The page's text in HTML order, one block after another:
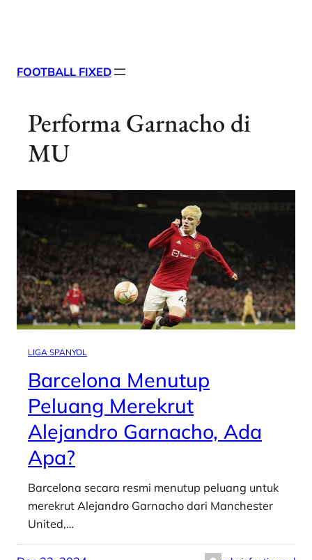
FOOTBALL FIXED
Performa Garnacho di
MU
LIGA SPANYOL
Barcelona Menutup
Peluang Merekrut
Alejandro Garnacho, Ada
Apa?
Barcelona secara resmi menutup peluang untuk
merekrut Alejandro Garnacho dari Manchester
United,…